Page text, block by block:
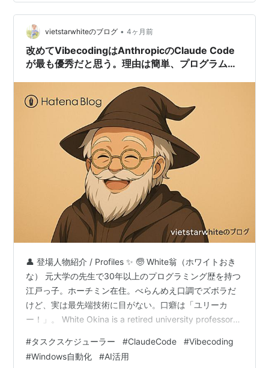
vietstarwhiteのブログ • 4ヶ月前
改めてVibecodingはAnthropicのClaude Code
が最も優秀だと思う。理由は簡単、プログラムは
ら本当に稼働するまで付き合って直してくれるか
ら。
👤 登場人物紹介 / Profiles ✨ 🧓 White翁（ホワイトおき
な） 元大学の先生で30年以上のプログラミング歴を持つ
江戸っ子。ホーチミン在住。べらんめえ口調でズボラだ
けど、実は最先端技術に目がない。口癖は「ユリーカ
ー！」。 White Okina is a retired university professor
lives in Ho Chi Minh City and loves the latest tech
despite his laid-back personality. …
#タスクスケジューラー #ClaudeCode #Vibecoding
#Windows自動化 #AI活用